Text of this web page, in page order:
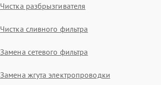
Чистка разбрызгивателя
Чистка сливного фильтра
Замена сетевого фильтра
Замена жгута электропроводки